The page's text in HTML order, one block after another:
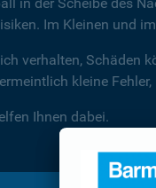
Im Kleinen und
verhalten, Schäden
kleine
Ihnen dabei.